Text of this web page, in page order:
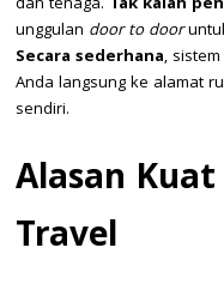
unggulan door to door
Secara sederhana,
Anda langsung ke alamat
sendiri.
Alasan
Travel